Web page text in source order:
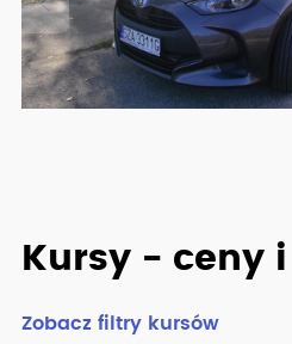
Kursy - ceny
Zobacz filtry kursów